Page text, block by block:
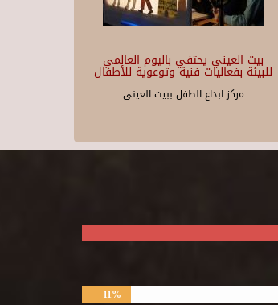
بيت العيني يحتفي باليوم العالمي
للبيئة بفعاليات فنية وتوعوية للأطفال
مركز ابداع الطفل ببيت العينى
11%